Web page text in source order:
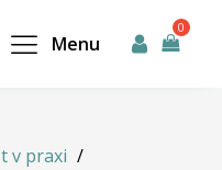
Menu
v praxi